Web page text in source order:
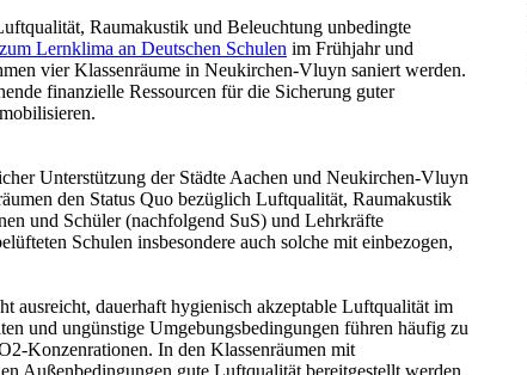
Raumakustik und Beleuchtung unbedingte
Lernklima an Deutschen Schulen im Frühjahr und
vier Klassenräume in Neukirchen-Vluyn saniert werden.
finanzielle Ressourcen für die Sicherung guter
Unterstützung der Städte Aachen und Neukirchen-Vluyn
den Status Quo bezüglich Luftqualität, Raumakustik
und Schüler (nachfolgend SuS) und Lehrkräfte
Schulen insbesondere auch solche mit einbezogen,
ausreicht, dauerhaft hygienisch akzeptable Luftqualität im
und ungünstige Umgebungsbedingungen führen häufig zu
Konzenrationen. In den Klassenräumen mit